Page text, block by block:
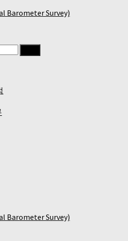
Barometer Survey)
Barometer Survey)